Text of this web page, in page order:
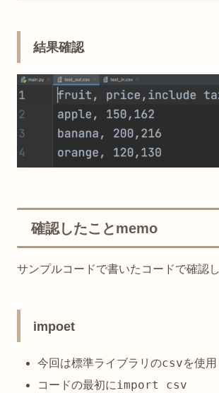
結果確認
確認したことmemo
サンプルコードで書いたコードで確認
impoet
今回は標準ライブラリのcsvを使用
コードの最初にimport csv